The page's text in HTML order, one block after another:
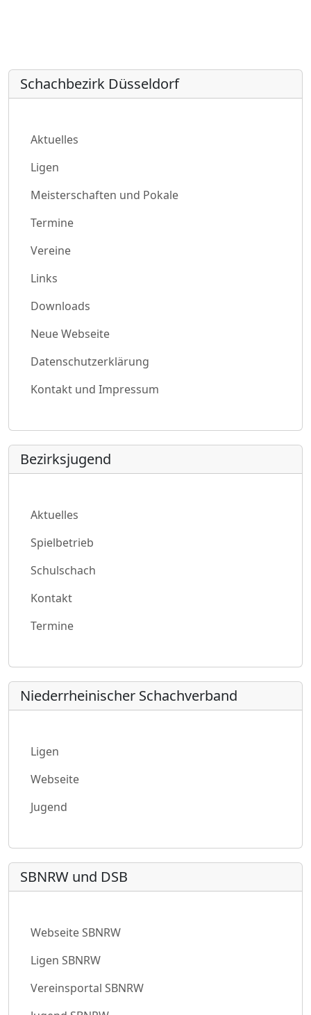
Schachbezirk Düsseldorf
Aktuelles
Ligen
Meisterschaften und Pokale
Termine
Vereine
Links
Downloads
Neue Webseite
Datenschutzerklärung
Kontakt und Impressum
Bezirksjugend
Aktuelles
Spielbetrieb
Schulschach
Kontakt
Termine
Niederrheinischer Schachverband
Ligen
Webseite
Jugend
SBNRW und DSB
Webseite SBNRW
Ligen SBNRW
Vereinsportal SBNRW